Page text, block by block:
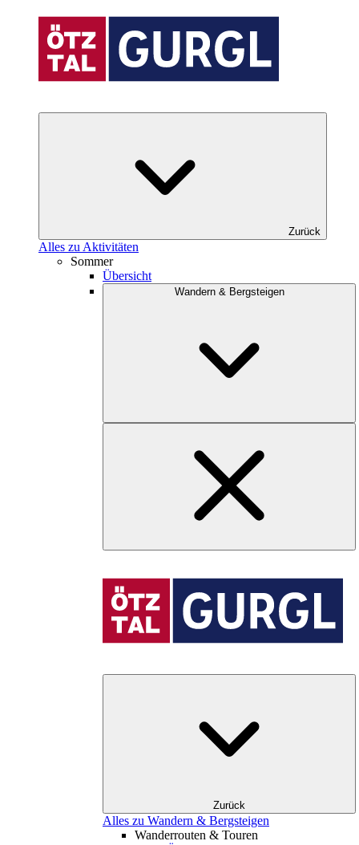
Zurück
Alles zu Aktivitäten
Sommer
Übersicht
Wandern & Bergsteigen
Zurück
Alles zu Wandern & Bergsteigen
Wanderrouten & Touren